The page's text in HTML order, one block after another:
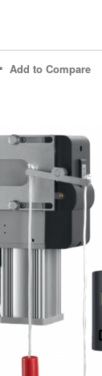
Add to Compare